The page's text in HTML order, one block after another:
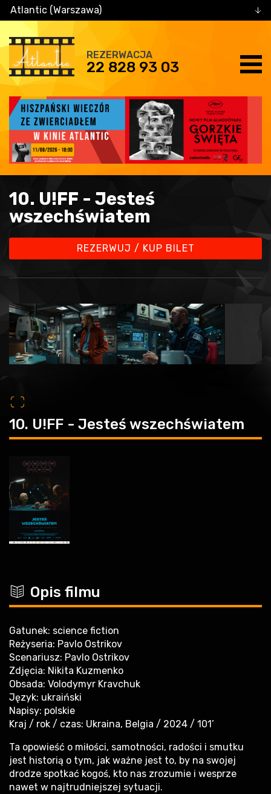
Atlantic (Warszawa)
REZERWACJA
22 828 93 03
10. U!FF - Jesteś
wszechświatem
REZERWUJ / KUP BILET
o
10. U!FF - Jesteś wszechświatem
c Opis filmu
Gatunek: science fiction
Reżyseria: Pavlo Ostrikov
Scenariusz: Pavlo Ostrikov
Zdjęcia: Nikita Kuzmenko
Obsada: Volodymyr Kravchuk
Język: ukraiński
Napisy: polskie
Kraj / rok / czas: Ukraina, Belgia / 2024 / 101’
Ta opowieść o miłości, samotności, radości i smutku
jest historią o tym, jak ważne jest to, by na swojej
drodze spotkać kogoś, kto nas zrozumie i wesprze
nawet w najtrudniejszej sytuacji.